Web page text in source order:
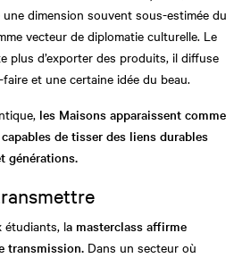
une dimension souvent sous-estimée du
vecteur de diplomatie culturelle. Le
plus d’exporter des produits, il diffuse
et une certaine idée du beau.
les Maisons apparaissent comme
de tisser des liens durables
générations.
étudiants, la masterclass affirme
transmission. Dans un secteur où